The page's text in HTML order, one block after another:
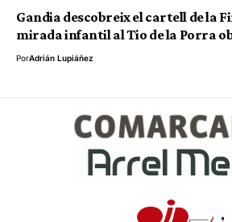
Gandia descobreix el cartell de la
mirada infantil al Tio de la Porra
PorAdrián Lupiáñez